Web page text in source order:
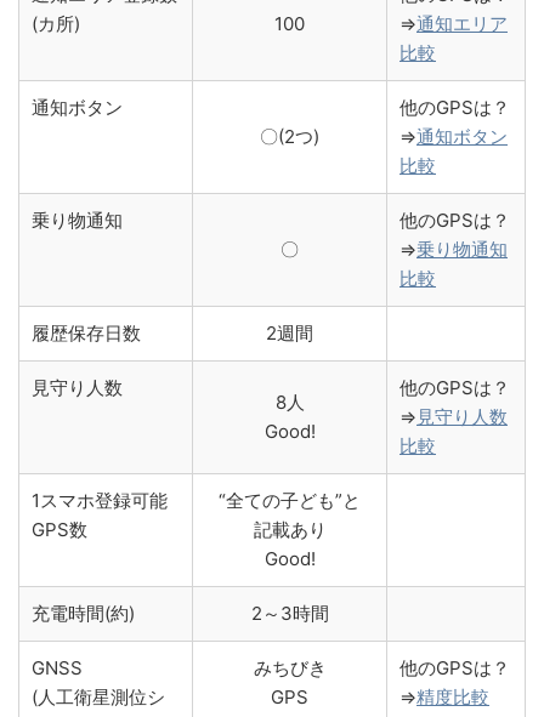
(カ所)
100
⇒通知エリア
比較
通知ボタン
〇(2つ)
他のGPSは？
⇒通知ボタン
比較
乗り物通知
〇
他のGPSは？
⇒乗り物通知
比較
履歴保存日数 2週間
見守り人数
8人
Good!
他のGPSは？
⇒ 見守り人数
比較
1スマホ登録可能
GPS数
“全ての子ども”と
記載あり
Good!
充電時間(約) 2～3時間
GNSS
(人工衛星測位シ
みちびき
GPS
他のGPSは？
⇒精度比較